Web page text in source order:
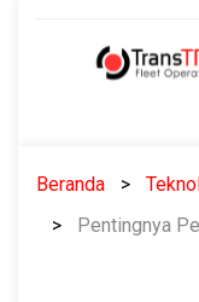
Beranda
Pentingnya